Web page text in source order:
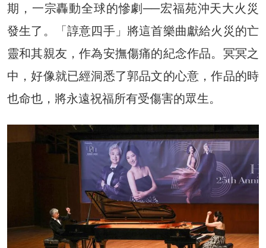
期，一宗轟動全球的慘劇──宏福苑沖天大火災
發生了。「諄意四手」將這首樂曲獻給火災的亡
靈和其親友，作為安撫傷痛的紀念作品。冥冥之
中，好像就已經洞悉了郭品文的心意，作品的時
也命也，將永遠祝福所有受傷害的眾生。